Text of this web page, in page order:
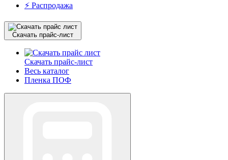
⚡️ Распродажа
Скачать прайс-лист
Скачать прайс-лист
Весь каталог
Пленка ПОФ